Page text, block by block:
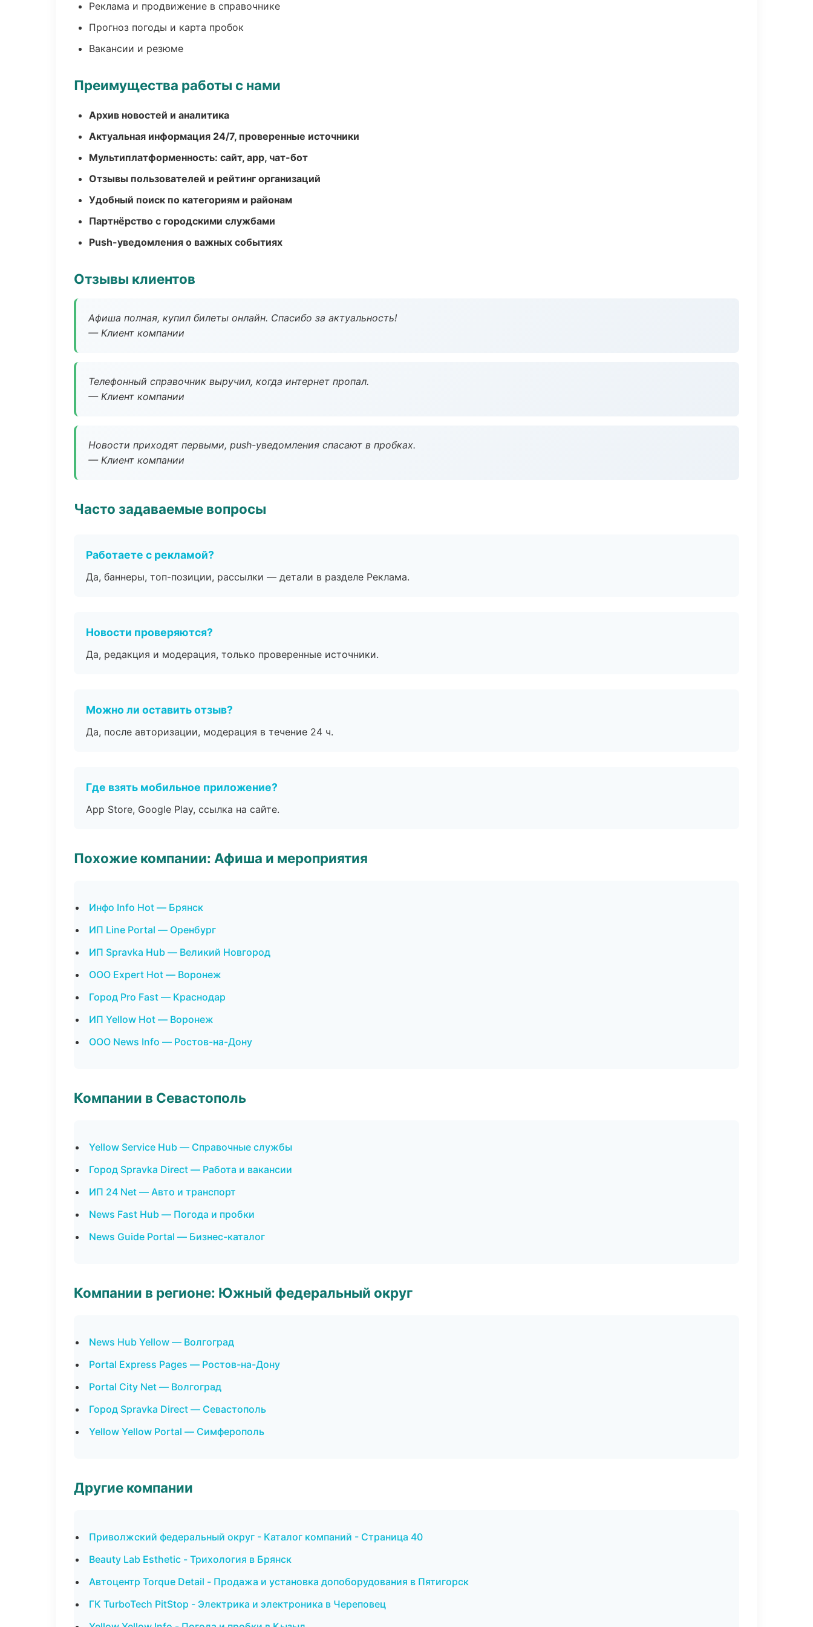
Реклама и продвижение в справочнике
Прогноз погоды и карта пробок
Вакансии и резюме
Преимущества работы с нами
Архив новостей и аналитика
Актуальная информация 24/7, проверенные источники
Мультиплатформенность: сайт, app, чат-бот
Отзывы пользователей и рейтинг организаций
Удобный поиск по категориям и районам
Партнёрство с городскими службами
Push-уведомления о важных событиях
Отзывы клиентов
Афиша полная, купил билеты онлайн. Спасибо за актуальность!
— Клиент компании
Телефонный справочник выручил, когда интернет пропал.
— Клиент компании
Новости приходят первыми, push-уведомления спасают в пробках.
— Клиент компании
Часто задаваемые вопросы
Работаете с рекламой?
Да, баннеры, топ-позиции, рассылки — детали в разделе Реклама.
Новости проверяются?
Да, редакция и модерация, только проверенные источники.
Можно ли оставить отзыв?
Да, после авторизации, модерация в течение 24 ч.
Где взять мобильное приложение?
App Store, Google Play, ссылка на сайте.
Похожие компании: Афиша и мероприятия
Инфо Info Hot — Брянск
ИП Line Portal — Оренбург
ИП Spravka Hub — Великий Новгород
ООО Expert Hot — Воронеж
Город Pro Fast — Краснодар
ИП Yellow Hot — Воронеж
ООО News Info — Ростов-на-Дону
Компании в Севастополь
Yellow Service Hub — Справочные службы
Город Spravka Direct — Работа и вакансии
ИП 24 Net — Авто и транспорт
News Fast Hub — Погода и пробки
News Guide Portal — Бизнес-каталог
Компании в регионе: Южный федеральный округ
News Hub Yellow — Волгоград
Portal Express Pages — Ростов-на-Дону
Portal City Net — Волгоград
Город Spravka Direct — Севастополь
Yellow Yellow Portal — Симферополь
Другие компании
Приволжский федеральный округ - Каталог компаний - Страница 40
Beauty Lab Esthetic - Трихология в Брянск
Автоцентр Torque Detail - Продажа и установка допоборудования в Пятигорск
ГК TurboTech PitStop - Электрика и электроника в Череповец